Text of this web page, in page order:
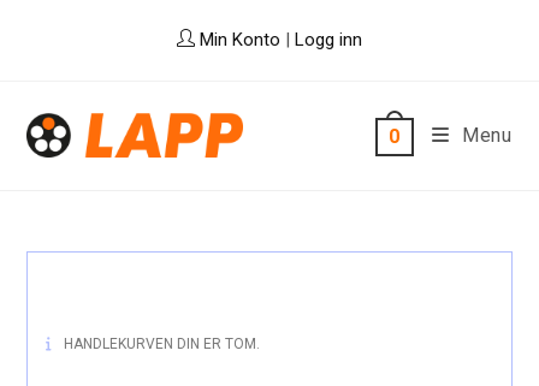
Min Konto | Logg inn
0 Menu
HANDLEKURVEN DIN ER TOM.